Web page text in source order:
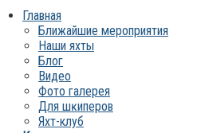
Главная
Ближайшие мероприятия
Наши яхты
Блог
Видео
Фото галерея
Для шĸиперов
Яхт-клуб